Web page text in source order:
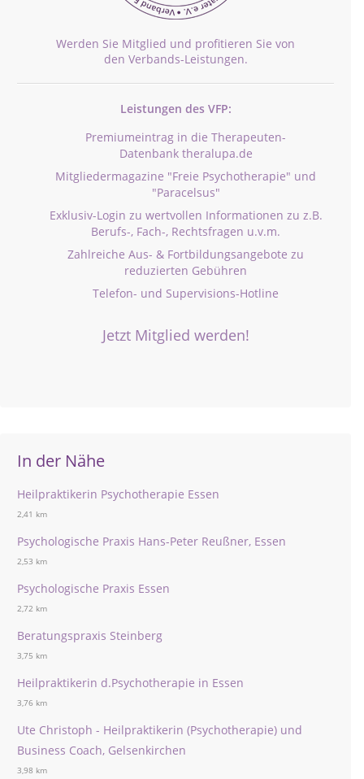
Werden Sie Mitglied und profitieren Sie von
den Verbands-Leistungen.
Leistungen des VFP:
Premiumeintrag in die Therapeuten-
Datenbank theralupa.de
Mitgliedermagazine "Freie Psychotherapie" und
"Paracelsus"
Exklusiv-Login zu wertvollen Informationen zu z.B.
Berufs-, Fach-, Rechtsfragen u.v.m.
Zahlreiche Aus- & Fortbildungsangebote zu
reduzierten Gebühren
Telefon- und Supervisions-Hotline
Jetzt Mitglied werden!
In der Nähe
Heilpraktikerin Psychotherapie Essen
2,41 km
Psychologische Praxis Hans-Peter Reußner, Essen
2,53 km
Psychologische Praxis Essen
2,72 km
Beratungspraxis Steinberg
3,75 km
Heilpraktikerin d.Psychotherapie in Essen
3,76 km
Ute Christoph - Heilpraktikerin (Psychotherapie) und
Business Coach, Gelsenkirchen
3,98 km